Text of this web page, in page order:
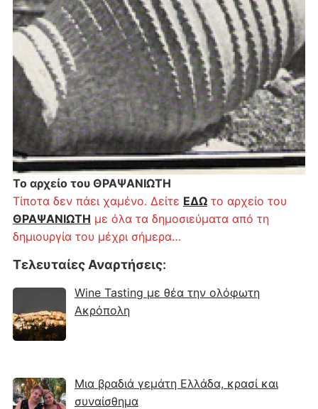
Το αρχείο του ΘΡΑΨΑΝΙΩΤΗ
Τίποτα δεν πάει χαμένο. Δείτε ΕΔΩτο αρχείο του
ΘΡΑΨΑΝΙΩΤΗ με όλα τα δημοσιεύματα από τη
δημιουργία του μέχρι σήμερα…
Τελευταίες Αναρτήσεις:
Wine Tasting με θέα την ολόφωτη
Ακρόπολη
Μια βραδιά γεμάτη Ελλάδα, κρασί και
συναίσθημα